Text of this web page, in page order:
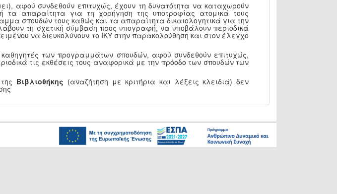
αφού συνδεθούν επιτυχώς, έχουν τη δυνατότητα να καταχωρούν
τα απαραίτητα για τη χορήγηση της υποτροφίας ατομικά τους
σπουδών τους καθώς και τα απαραίτητα δικαιολογητικά για την
τη σχετική σύμβαση προς υπογραφή, να υποβάλουν περιοδικά
να διευκολύνουν το ΙΚΥ στην παρακολούθηση και στον έλεγχο
καθηγητές των προγραμμάτων σπουδών, αφού συνδεθούν επιτυχώς,
τις εκθέσεις τους αναφορικά με την πρόοδο των σπουδών των
Βιβλιοθήκης (αναζήτηση με κριτήρια και λέξεις κλειδιά) δεν